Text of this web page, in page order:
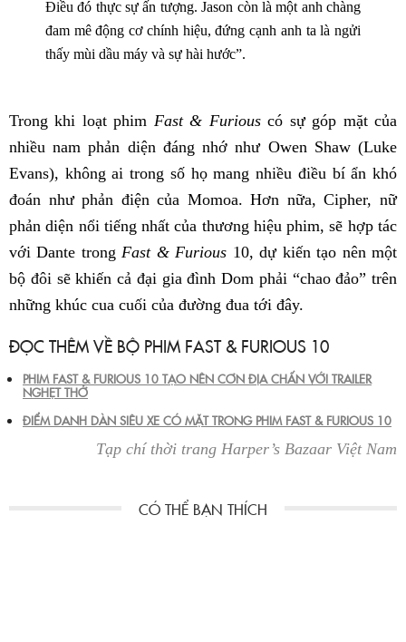
Điều đó thực sự ấn tượng. Jason còn là một anh chàng
đam mê động cơ chính hiệu, đứng cạnh anh ta là ngửi
thấy mùi dầu máy và sự hài hước”.
Trong khi loạt phim Fast & Furiouscó sự góp mặt của
nhiều nam phản diện đáng nhớ như Owen Shaw (Luke
Evans), không ai trong số họ mang nhiều điều bí ẩn khó
đoán như phản điện của Momoa. Hơn nữa, Cipher, nữ
phản diện nổi tiếng nhất của thương hiệu phim, sẽ hợp tác
với Dante trongFast & Furious 10, dự kiến tạo nên một
bộ đôi sẽ khiến cả đại gia đình Dom phải “chao đảo” trên
những khúc cua cuối của đường đua tới đây.
ĐỌC THÊM VỀ BỘ PHIM FAST & FURIOUS 10
PHIM FAST & FURIOUS 10 TẠO NÊN CƠN ĐỊA CHẤN VỚI TRAILER
NGHẸT THỞ
ĐIỂM DANH DÀN SIÊU XE CÓ MẶT TRONG PHIM FAST & FURIOUS 10
Tạp chí thời trang Harper’s Bazaar Việt Nam